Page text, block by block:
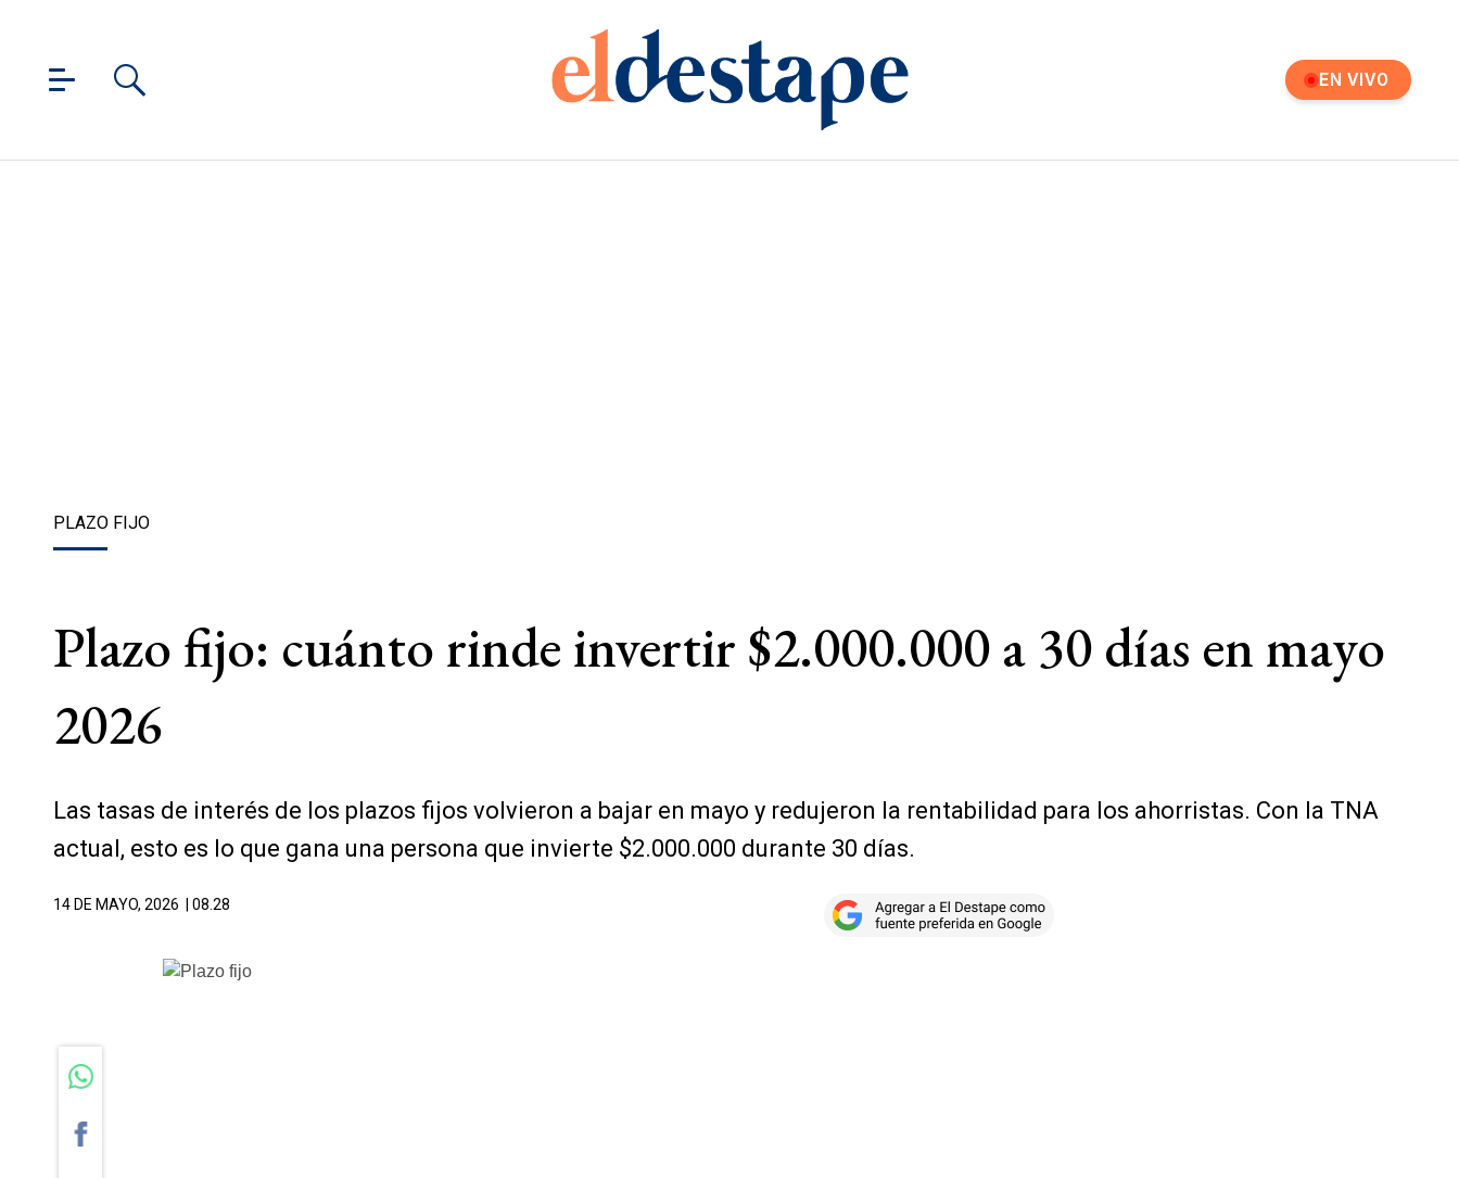
EN VIVO
PLAZO FIJO
Plazo fijo: cuánto rinde invertir $2.000.000 a 30 días en mayo
2026
Las tasas de interés de los plazos fijos volvieron a bajar en mayo y redujeron la rentabilidad para los ahorristas. Con la TNA
actual, esto es lo que gana una persona que invierte $2.000.000 durante 30 días.
14 DE MAYO, 2026 | 08.28